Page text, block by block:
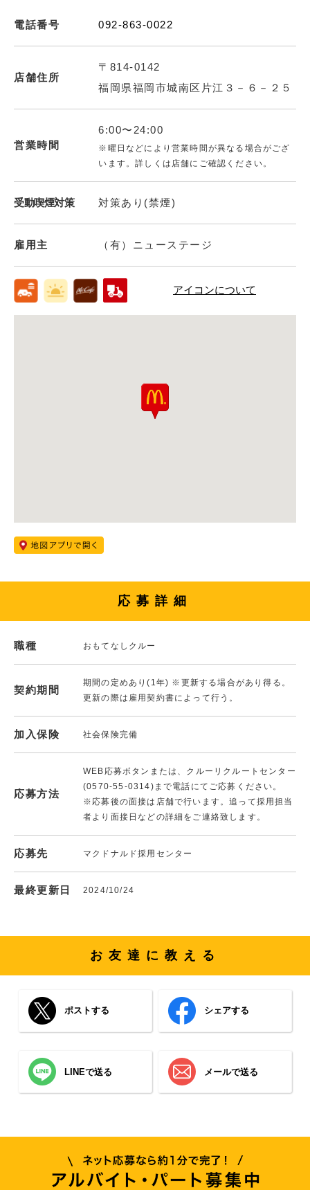
電話番号 092-863-0022
店舗住所
〒814-0142
福岡県福岡市城南区片江３－６－２５
営業時間
6:00〜24:00
※曜日などにより営業時間が異なる場合がござ
います。詳しくは店舗にご確認ください。
受動喫煙対策 対策あり(禁煙)
雇用主 （有）ニューステージ
アイコンについて
応募詳細
職種 おもてなしクルー
契約期間
期間の定めあり(1年) ※更新する場合があり得る。
更新の際は雇用契約書によって行う。
加入保険 社会保険完備
応募方法
WEB応募ボタンまたは、クルーリクルートセンター
(0570-55-0314)まで電話にてご応募ください。
※応募後の面接は店舗で行います。追って採用担当
者より面接日などの詳細をご連絡致します。
応募先 マクドナルド採用センター
最終更新日 2024/10/24
お友達に教える
ポストする シェアする
LINEで送る メールで送る